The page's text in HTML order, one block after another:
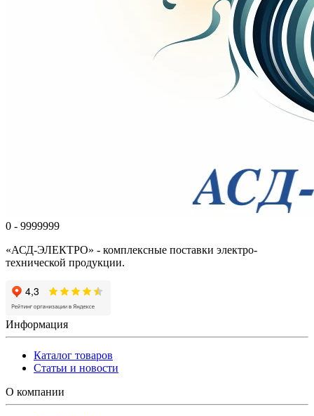
0 - 9999999
«АСД-ЭЛЕКТРО» - комплексные поставки электро-
технической продукции.
Информация
Каталог товаров
Статьи и новости
О компании